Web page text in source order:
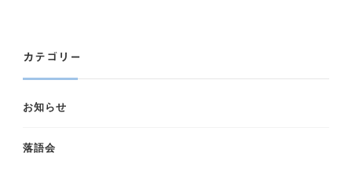
カテゴリー
お知らせ
落語会